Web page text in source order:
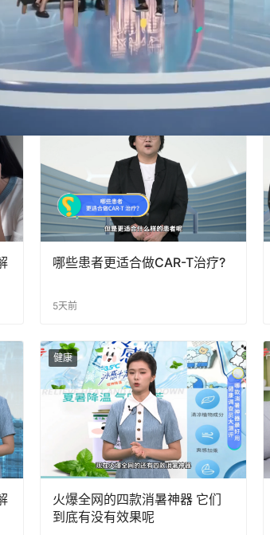
2026年5月31日 20:26 2026年5月31日 20:31
哪些患者更适合做CAR-T治疗?
5天前
健康
火爆全网的四款消暑神器 它们
到底有没有效果呢